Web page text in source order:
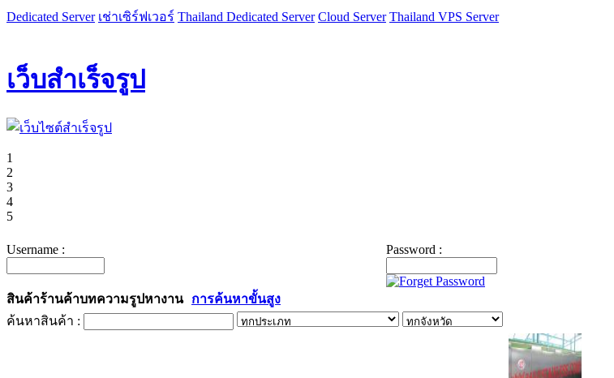
Dedicated Server เช่าเซิร์ฟเวอร์ Thailand Dedicated Server Cloud Server Thailand VPS Server
เว็บสำเร็จรูป
1
2
3
4
5
Username : Password :
สินค้าร้านค้าบทความรูปหางาน
การค้นหาขั้นสูง
ค้นหาสินค้า :